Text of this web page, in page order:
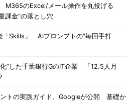
M365のExcel/メール操作を丸投げる
課金”の落とし穴
「Skills」 AIプロンプトの“毎回手打
”した千葉銀行GのIT企業 「12.5人月
トの実践ガイド、Googleが公開 基礎か